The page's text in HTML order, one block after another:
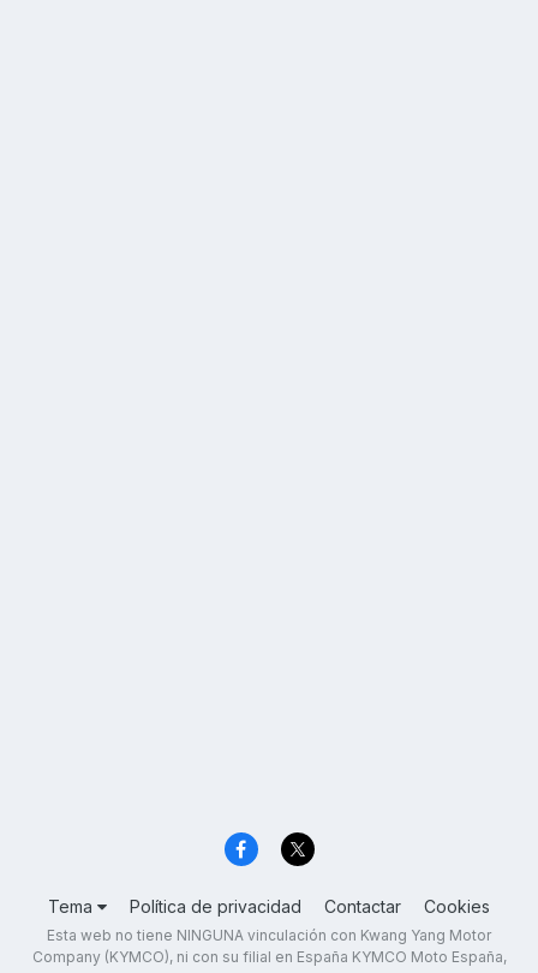
Tema Política de privacidad Contactar Cookies
Esta web no tiene NINGUNA vinculación con Kwang Yang Motor
Company (KYMCO), ni con su filial en España KYMCO Moto España,